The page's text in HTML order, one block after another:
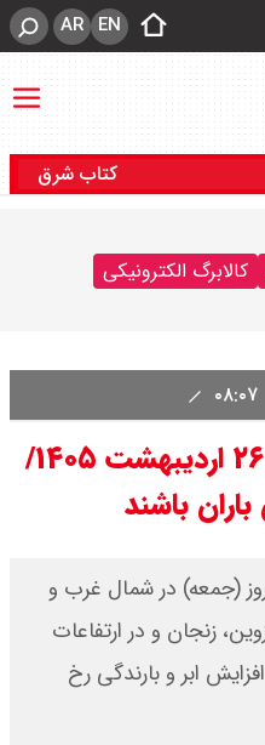
EN
AR
کتاب شرق
کالابرگ الکترونیکی
پیش بینی هوای شنبه ۲۶ اردیبهشت ۱۴۰۵/
باشند
(جمعه) در شمال غرب و
زنجان و در ارتفاعات
ابر و بارندگی رخ